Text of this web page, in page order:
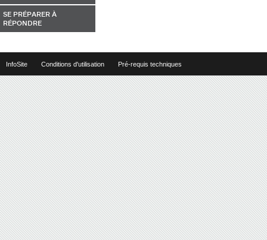
SE PRÉPARER À
RÉPONDRE
InfoSite Conditions d'utilisation Pré-requis techniques